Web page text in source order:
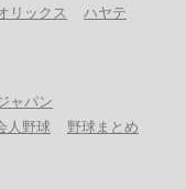
リックス
ハヤテ
ャパン
人野球 野球まとめ